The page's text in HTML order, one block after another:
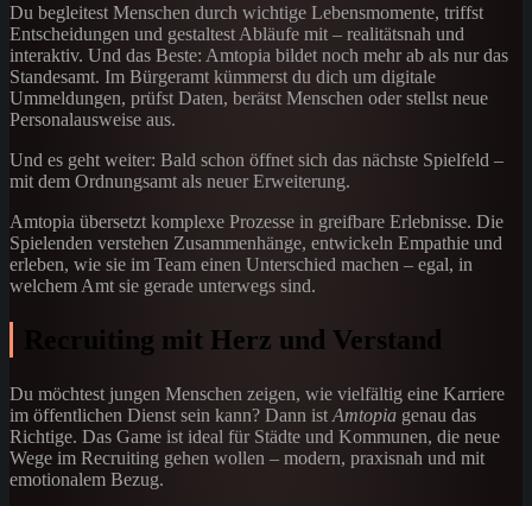
Du begleitest Menschen durch wichtige Lebensmomente, triffst
Entscheidungen und gestaltest Abläufe mit – realitätsnah und
interaktiv. Und das Beste: Amtopia bildet noch mehr ab als nur das
Standesamt. Im Bürgeramt kümmerst du dich um digitale
Ummeldungen, prüfst Daten, berätst Menschen oder stellst neue
Personalausweise aus.
Und es geht weiter: Bald schon öffnet sich das nächste Spielfeld –
mit dem Ordnungsamt als neuer Erweiterung.
Amtopia übersetzt komplexe Prozesse in greifbare Erlebnisse. Die
Spielenden verstehen Zusammenhänge, entwickeln Empathie und
erleben, wie sie im Team einen Unterschied machen – egal, in
welchem Amt sie gerade unterwegs sind.
Recruiting mit Herz und Verstand
Du möchtest jungen Menschen zeigen, wie vielfältig eine Karriere
im öffentlichen Dienst sein kann? Dann ist Amtopia genau das
Richtige. Das Game ist ideal für Städte und Kommunen, die neue
Wege im Recruiting gehen wollen – modern, praxisnah und mit
emotionalem Bezug.